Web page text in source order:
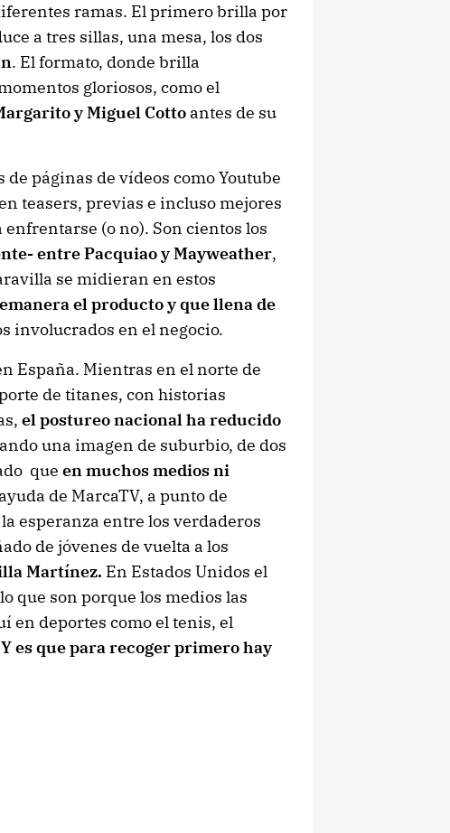
ramas. El primero brilla por
a tres sillas, una mesa, los dos
. El formato, donde brilla
gloriosos, como el
y Miguel Cottoantes de su
páginas de vídeos como Youtube
teasers, previas e incluso mejores
(o no). Son cientos los
entre Pacquiao y Mayweather,
se midieran en estos
el producto y que llena de
involucrados en el negocio.
España. Mientras en el norte de
de titanes, con historias
el postureo nacional ha reducido
una imagen de suburbio, de dos
que en muchos medios ni
de MarcaTV, a punto de
esperanza entre los verdaderos
de jóvenes de vuelta a los
Martínez. En Estados Unidos el
que son porque los medios las
en deportes como el tenis, el
Y es que para recoger primero hay